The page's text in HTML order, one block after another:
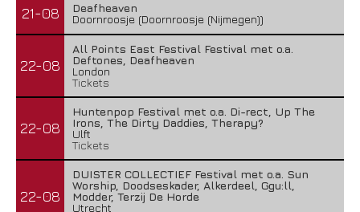
21-08
Deafheaven
Doornroosje (Doornroosje (Nijmegen))
22-08
All Points East Festival Festival met o.a.
Deftones, Deafheaven
London
Tickets
22-08
Huntenpop Festival met o.a. Di-rect, Up The
Irons, The Dirty Daddies, Therapy?
Ulft
Tickets
22-08
DUISTER COLLECTIEF Festival met o.a. Sun
Worship, Doodseskader, Alkerdeel, Ggu:ll,
Modder, Terzij De Horde
Utrecht